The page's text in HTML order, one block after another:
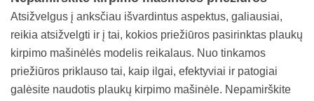
Atsižvelgus į anksčiau išvardintus aspektus, galiausiai,
reikia atsižvelgti ir į tai, kokios priežiūros pasirinktas plaukų
kirpimo mašinėlės modelis reikalaus. Nuo tinkamos
priežiūros priklauso tai, kaip ilgai, efektyviai ir patogiai
galėsite naudotis plaukų kirpimo mašinėle. Nepamirškite